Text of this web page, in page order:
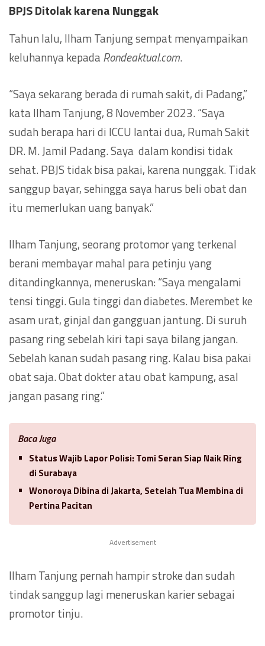
BPJS Ditolak karena Nunggak
Tahun lalu, Ilham Tanjung sempat menyampaikan
keluhannya kepadaRondeaktual.com.
“Saya sekarang berada di rumah sakit, di Padang,”
kata Ilham Tanjung, 8 November 2023. “Saya
sudah berapa hari di ICCU lantai dua, Rumah Sakit
DR. M. Jamil Padang. Saya dalam kondisi tidak
sehat. PBJS tidak bisa pakai, karena nunggak. Tidak
sanggup bayar, sehingga saya harus beli obat dan
itu memerlukan uang banyak.”
Ilham Tanjung, seorang protomor yang terkenal
berani membayar mahal para petinju yang
ditandingkannya, meneruskan: “Saya mengalami
tensi tinggi. Gula tinggi dan diabetes. Merembet ke
asam urat, ginjal dan gangguan jantung. Di suruh
pasang ring sebelah kiri tapi saya bilang jangan.
Sebelah kanan sudah pasang ring. Kalau bisa pakai
obat saja. Obat dokter atau obat kampung, asal
jangan pasang ring.”
Baca Juga
Status Wajib Lapor Polisi: Tomi Seran Siap Naik Ring
di Surabaya
Wonoroya Dibina di Jakarta, Setelah Tua Membina di
Pertina Pacitan
Advertisement
Ilham Tanjung pernah hampir stroke dan sudah
tindak sanggup lagi meneruskan karier sebagai
promotor tinju.